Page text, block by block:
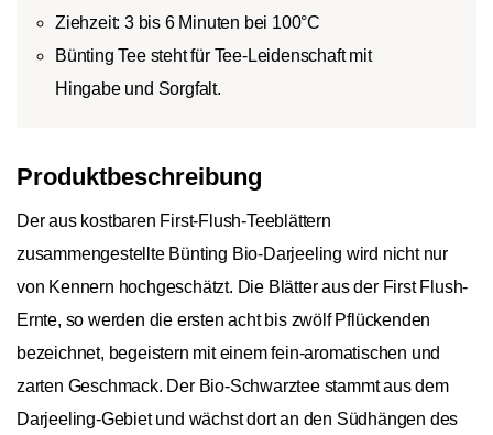
Ziehzeit: 3 bis 6 Minuten bei 100°C
Bünting Tee steht für Tee-Leidenschaft mit
Hingabe und Sorgfalt.
Produktbeschreibung
Der aus kostbaren First-Flush-Teeblättern
zusammengestellte Bünting Bio-Darjeeling wird nicht nur
von Kennern hochgeschätzt. Die Blätter aus der First Flush-
Ernte, so werden die ersten acht bis zwölf Pflückenden
bezeichnet, begeistern mit einem fein-aromatischen und
zarten Geschmack. Der Bio-Schwarztee stammt aus dem
Darjeeling-Gebiet und wächst dort an den Südhängen des